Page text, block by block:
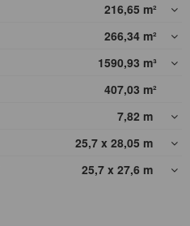
216,65 m²
266,34 m²
1590,93 m³
407,03 m²
7,82 m
25,7 x 28,05 m
25,7 x 27,6 m